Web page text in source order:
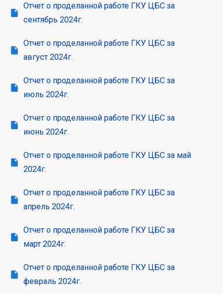
Отчет о проделанной работе ГКУ ЦБС за
сентябрь 2024г.
Отчет о проделанной работе ГКУ ЦБС за
август 2024г.
Отчет о проделанной работе ГКУ ЦБС за
июль 2024г.
Отчет о проделанной работе ГКУ ЦБС за
июнь 2024г.
Отчет о проделанной работе ГКУ ЦБС за май
2024г.
Отчет о проделанной работе ГКУ ЦБС за
апрель 2024г.
Отчет о проделанной работе ГКУ ЦБС за
март 2024г.
Отчет о проделанной работе ГКУ ЦБС за
февраль 2024г.